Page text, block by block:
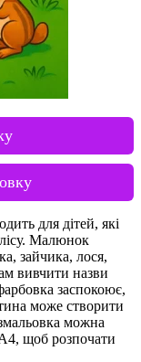
для дітей, які
Малюнок
зайчика, лося,
вивчити назви
заспокоює,
може створити
можна
щоб розпочати